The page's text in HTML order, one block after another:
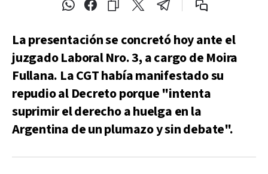
La presentación se concretó hoy ante el
juzgado Laboral Nro. 3, a cargo de Moira
Fullana. La CGT había manifestado su
repudio al Decreto porque "intenta
suprimir el derecho a huelga en la
Argentina de un plumazo y sin debate".